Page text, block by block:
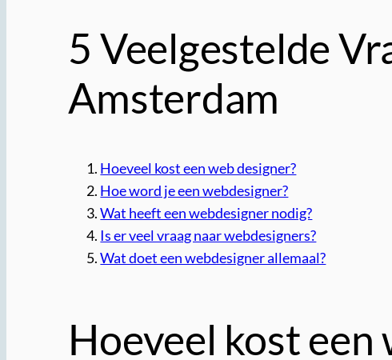
5 Veelgestelde
Amsterdam
Hoeveel kost een web designer?
Hoe word je een webdesigner?
Wat heeft een webdesigner nodig?
Is er veel vraag naar webdesigners?
Wat doet een webdesigner allemaal?
Hoeveel kost een